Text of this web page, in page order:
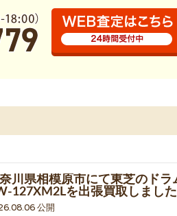
川県相模原市にて東芝のド
127XM2Lを出張買取しました
公開